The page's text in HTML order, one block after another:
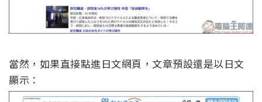
當然，如果直接點進日文網頁，文章預設還是以日文
顯示：